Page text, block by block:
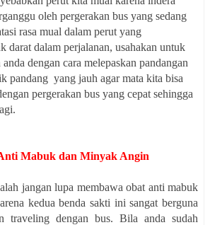
oleh pergerakan bus yang sedang
rasa mual dalam perut yang
darat dalam perjalanan, usahakan untuk
dengan cara melepaskan pandangan
pandang yang jauh agar mata kita bisa
pergerakan bus yang cepat sehingga
Mabuk dan Minyak Angin
jangan lupa membawa obat anti mabuk
kedua benda sakti ini sangat berguna
traveling dengan bus. Bila anda sudah